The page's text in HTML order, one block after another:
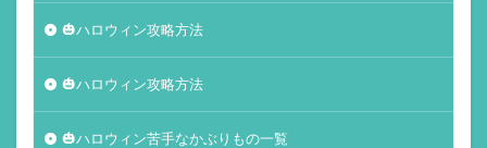
🎃ハロウィン攻略方法
🎃ハロウィン攻略方法
🎃ハロウィン苦手なかぶりもの一覧